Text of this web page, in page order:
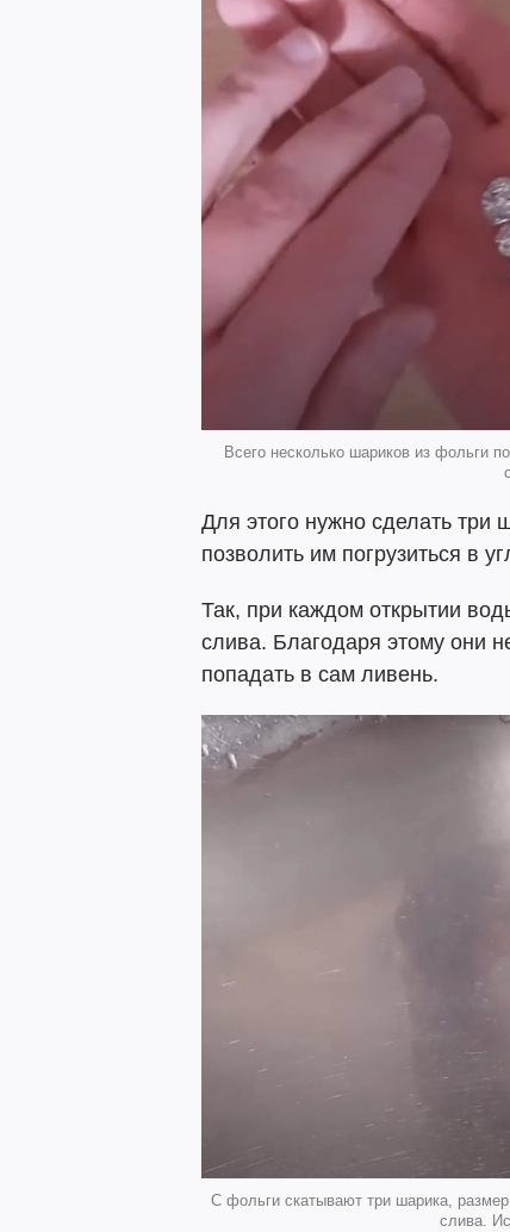
Всего несколько шариков из фольги
Для этого нужно сделать
позволить им погрузиться в
Так, при каждом открытии
слива. Благодаря этому они
попадать в сам ливень.
С фольги скатывают три шарика,
слива.